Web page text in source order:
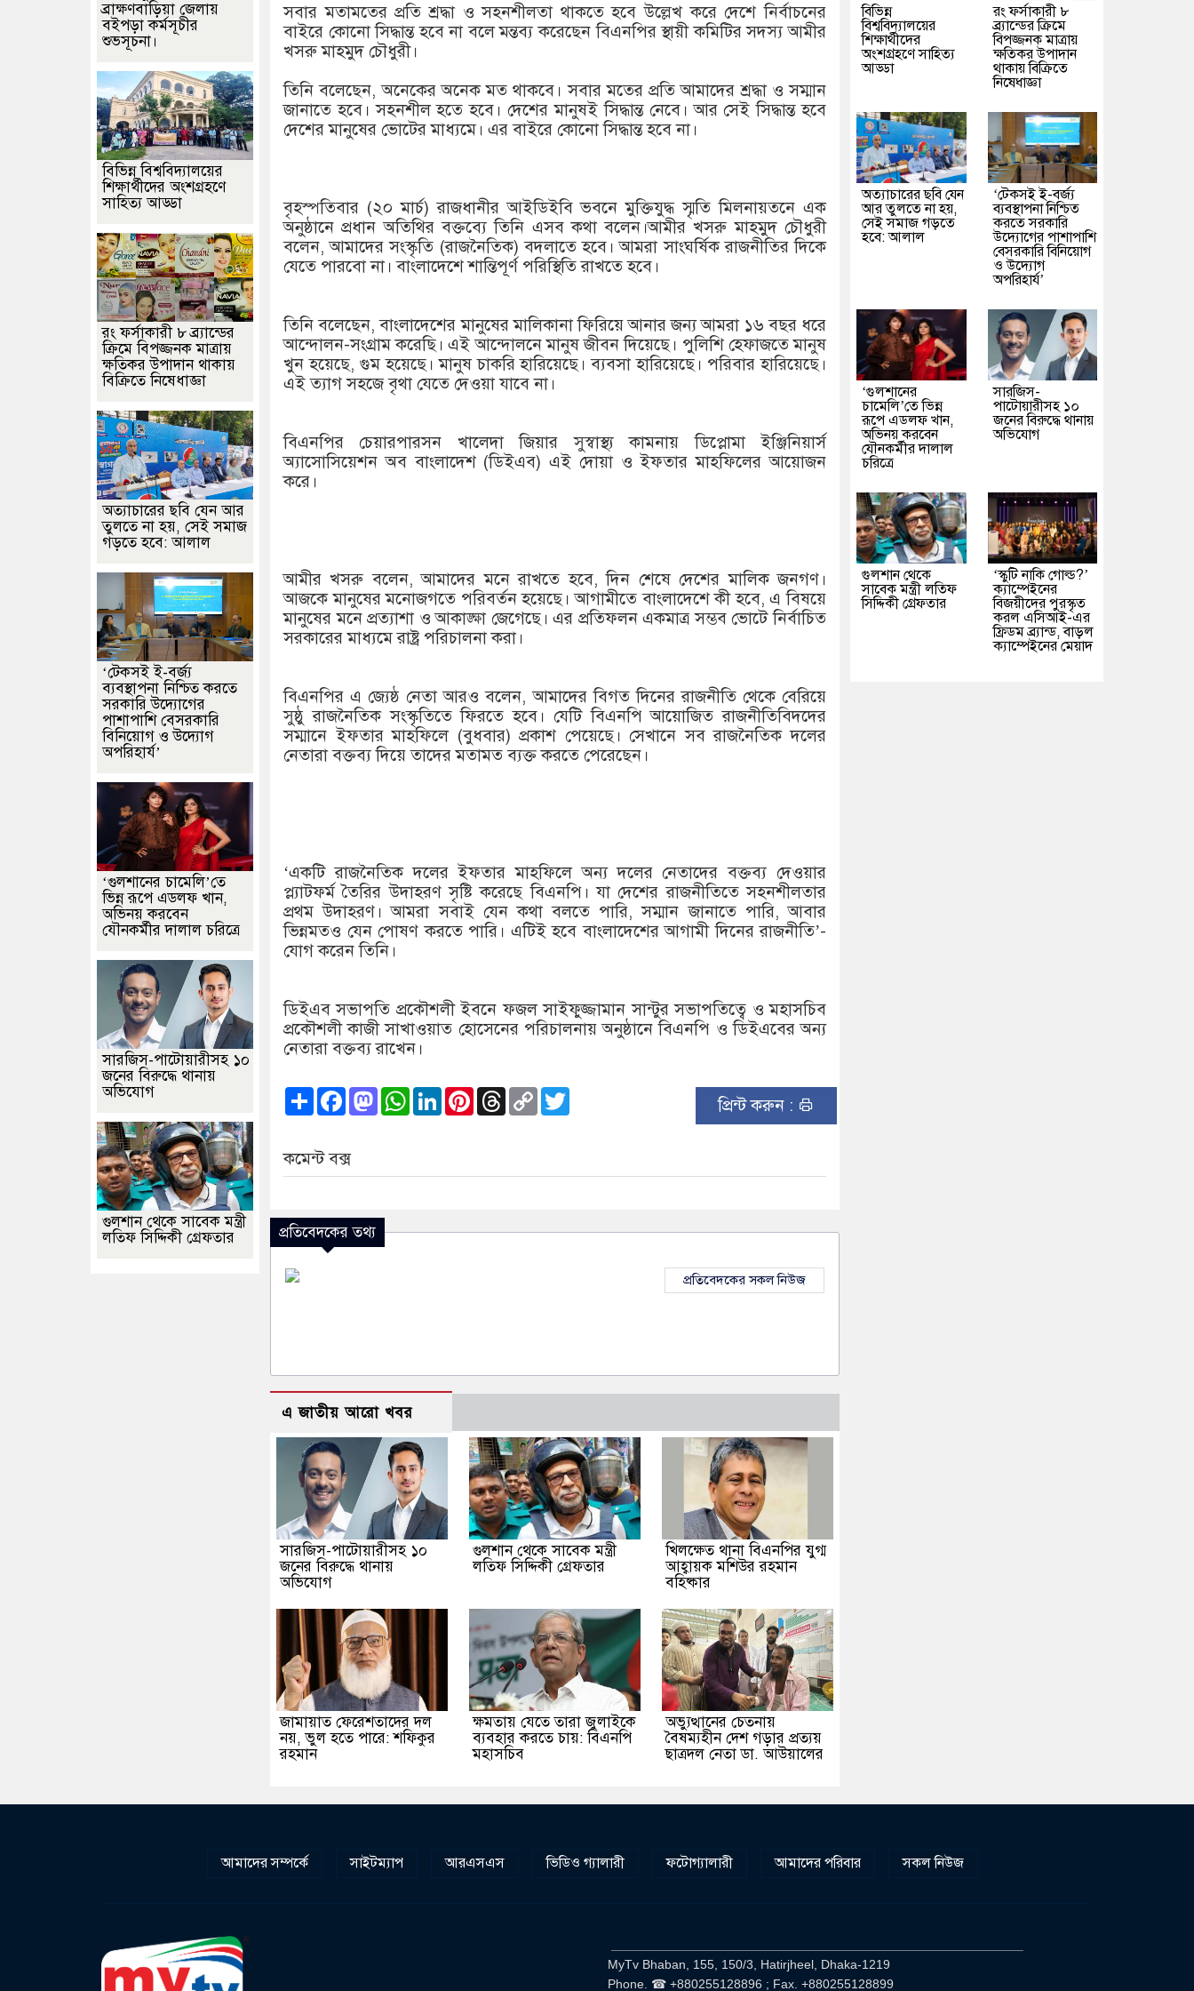
সবার মতামতের প্রতি শ্রদ্ধা ও সহনশীলতা থাকতে হবে উল্লেখ করে দেশে নির্বাচনের
বাইরে কোনো সিদ্ধান্ত হবে না বলে মন্তব্য করেছেন বিএনপির স্থায়ী কমিটির সদস্য আমীর
খসরু মাহমুদ চৌধুরী।
তিনি বলেছেন, অনেকের অনেক মত থাকবে। সবার মতের প্রতি আমাদের শ্রদ্ধা ও সম্মান
জানাতে হবে। সহনশীল হতে হবে। দেশের মানুষই সিদ্ধান্ত নেবে। আর সেই সিদ্ধান্ত হবে
দেশের মানুষের ভোটের মাধ্যমে। এর বাইরে কোনো সিদ্ধান্ত হবে না।
বৃহস্পতিবার (২০ মার্চ) রাজধানীর আইডিইবি ভবনে মুক্তিযুদ্ধ স্মৃতি মিলনায়তনে এক
অনুষ্ঠানে প্রধান অতিথির বক্তব্যে তিনি এসব কথা বলেন।আমীর খসরু মাহমুদ চৌধুরী
বলেন, আমাদের সংস্কৃতি (রাজনৈতিক) বদলাতে হবে। আমরা সাংঘর্ষিক রাজনীতির দিকে
যেতে পারবো না। বাংলাদেশে শান্তিপূর্ণ পরিস্থিতি রাখতে হবে।
তিনি বলেছেন, বাংলাদেশের মানুষের মালিকানা ফিরিয়ে আনার জন্য আমরা ১৬ বছর ধরে
আন্দোলন-সংগ্রাম করেছি। এই আন্দোলনে মানুষ জীবন দিয়েছে। পুলিশি হেফাজতে মানুষ
খুন হয়েছে, গুম হয়েছে। মানুষ চাকরি হারিয়েছে। ব্যবসা হারিয়েছে। পরিবার হারিয়েছে।
এই ত্যাগ সহজে বৃথা যেতে দেওয়া যাবে না।
বিএনপির চেয়ারপারসন খালেদা জিয়ার সুস্বাস্থ্য কামনায় ডিপ্লোমা ইঞ্জিনিয়ার্স
অ্যাসোসিয়েশন অব বাংলাদেশ (ডিইএব) এই দোয়া ও ইফতার মাহফিলের আয়োজন
করে।
আমীর খসরু বলেন, আমাদের মনে রাখতে হবে, দিন শেষে দেশের মালিক জনগণ।
আজকে মানুষের মনোজগতে পরিবর্তন হয়েছে। আগামীতে বাংলাদেশে কী হবে, এ বিষয়ে
মানুষের মনে প্রত্যাশা ও আকাঙ্ক্ষা জেগেছে। এর প্রতিফলন একমাত্র সম্ভব ভোটে নির্বাচিত
সরকারের মাধ্যমে রাষ্ট্র পরিচালনা করা।
বিএনপির এ জ্যেষ্ঠ নেতা আরও বলেন, আমাদের বিগত দিনের রাজনীতি থেকে বেরিয়ে
সুষ্ঠু রাজনৈতিক সংস্কৃতিতে ফিরতে হবে। যেটি বিএনপি আয়োজিত রাজনীতিবিদদের
সম্মানে ইফতার মাহফিলে (বুধবার) প্রকাশ পেয়েছে। সেখানে সব রাজনৈতিক দলের
নেতারা বক্তব্য দিয়ে তাদের মতামত ব্যক্ত করতে পেরেছেন।
‘একটি রাজনৈতিক দলের ইফতার মাহফিলে অন্য দলের নেতাদের বক্তব্য দেওয়ার
প্ল্যাটফর্ম তৈরির উদাহরণ সৃষ্টি করেছে বিএনপি। যা দেশের রাজনীতিতে সহনশীলতার
প্রথম উদাহরণ। আমরা সবাই যেন কথা বলতে পারি, সম্মান জানাতে পারি, আবার
ভিন্নমতও যেন পোষণ করতে পারি। এটিই হবে বাংলাদেশের আগামী দিনের রাজনীতি’-
যোগ করেন তিনি।
ডিইএব সভাপতি প্রকৌশলী ইবনে ফজল সাইফুজ্জামান সান্টুর সভাপতিত্বে ও মহাসচিব
প্রকৌশলী কাজী সাখাওয়াত হোসেনের পরিচালনায় অনুষ্ঠানে বিএনপি ও ডিইএবের অন্য
নেতারা বক্তব্য রাখেন।
ShareFacebook
Mastodon
WhatsApp
LinkedInPinterest
Threads
Copy
Link প্রিন্ট করুন :
কমেন্ট বক্স
প্রতিবেদকের তথ্য
প্রতিবেদকের সকল নিউজ
এ জাতীয় আরো খবর
সারজিস-পাটোয়ারীসহ ১০
জনের বিরুদ্ধে থানায়
অভিযোগ
গুলশান থেকে সাবেক মন্ত্রী
লতিফ সিদ্দিকী গ্রেফতার
খিলক্ষেত থানা বিএনপির যুগ্ম
আহ্বায়ক মশিউর রহমান
বহিষ্কার
জামায়াত ফেরেশতাদের দল
নয়, ভুল হতে পারে: শফিকুর
রহমান
ক্ষমতায় যেতে তারা জুলাইকে
ব্যবহার করতে চায়: বিএনপি
মহাসচিব
অভ্যুত্থানের চেতনায়
বৈষম্যহীন দেশ গড়ার প্রত্যয়
ছাত্রদল নেতা ডা. আউয়ালের
ব্রাক্ষণবাড়িয়া জেলায়
বইপড়া কর্মসূচীর
শুভসূচনা।
বিভিন্ন বিশ্ববিদ্যালয়ের
শিক্ষার্থীদের অংশগ্রহণে
সাহিত্য আড্ডা
রং ফর্সাকারী ৮ ব্র্যান্ডের
ক্রিমে বিপজ্জনক মাত্রায়
ক্ষতিকর উপাদান থাকায়
বিক্রিতে নিষেধাজ্ঞা
অত্যাচারের ছবি যেন আর
তুলতে না হয়, সেই সমাজ
গড়তে হবে: আলাল
‘টেকসই ই-বর্জ্য
ব্যবস্থাপনা নিশ্চিত করতে
সরকারি উদ্যোগের
পাশাপাশি বেসরকারি
বিনিয়োগ ও উদ্যোগ
অপরিহার্য’
‘গুলশানের চামেলি’তে
ভিন্ন রূপে এডলফ খান,
অভিনয় করবেন
যৌনকর্মীর দালাল চরিত্রে
সারজিস-পাটোয়ারীসহ ১০
জনের বিরুদ্ধে থানায়
অভিযোগ
গুলশান থেকে সাবেক মন্ত্রী
লতিফ সিদ্দিকী গ্রেফতার
বিভিন্ন
বিশ্ববিদ্যালয়ের
শিক্ষার্থীদের
অংশগ্রহণে সাহিত্য
আড্ডা
রং ফর্সাকারী ৮
ব্র্যান্ডের ক্রিমে
বিপজ্জনক মাত্রায়
ক্ষতিকর উপাদান
থাকায় বিক্রিতে
নিষেধাজ্ঞা
অত্যাচারের ছবি যেন
আর তুলতে না হয়,
সেই সমাজ গড়তে
হবে: আলাল
‘টেকসই ই-বর্জ্য
ব্যবস্থাপনা নিশ্চিত
করতে সরকারি
উদ্যোগের পাশাপাশি
বেসরকারি বিনিয়োগ
ও উদ্যোগ
অপরিহার্য’
‘গুলশানের
চামেলি’তে ভিন্ন
রূপে এডলফ খান,
অভিনয় করবেন
যৌনকর্মীর দালাল
চরিত্রে
সারজিস-
পাটোয়ারীসহ ১০
জনের বিরুদ্ধে থানায়
অভিযোগ
গুলশান থেকে
সাবেক মন্ত্রী লতিফ
সিদ্দিকী গ্রেফতার
‘স্কুটি নাকি গোল্ড?’
ক্যাম্পেইনের
বিজয়ীদের পুরস্কৃত
করল এসিআই-এর
ফ্রিডম ব্র্যান্ড, বাড়ল
ক্যাম্পেইনের মেয়াদ
আমাদের সম্পর্কে সাইটম্যাপ আরএসএস ভিডিও গ্যালারী ফটোগ্যালারী আমাদের পরিবার সকল নিউজ
MyTv Bhaban, 155, 150/3, Hatirjheel, Dhaka-1219
Phone. ☎ +880255128896 ; Fax. +880255128899